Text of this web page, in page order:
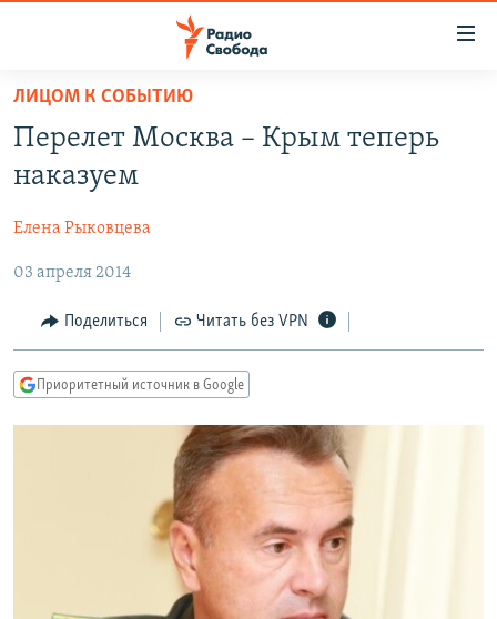
упрощенного
доступа
основному
Вернутся
главной
навигации
Вернутся
ПОДКАСТЫ
АВТОРСКИЕ ПРОЕКТЫ
ЦИТАТЫ СВОБОДЫ
МНЕНИЯ
КУЛЬТУРА
IDEL.РЕАЛИИ
КАВКАЗ.РЕАЛИИ
РАСПИСАНИЕ ВЕЩАНИЯ
ПОДПИШИТЕСЬ НА РАССЫЛКУ
ЛИЦОМ К СОБЫТИЮ
Перелет Москва – Крым теперь
наказуем
Елена Рыковцева
03 апреля 2014
Поделиться Читать без VPN
Приоритетный источник в Google